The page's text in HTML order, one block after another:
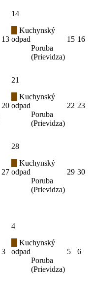
13
14
Kuchynský
odpad
Poruba
(Prievidza)
15 16
20
21
Kuchynský
odpad
Poruba
(Prievidza)
22 23
27
28
Kuchynský
odpad
Poruba
(Prievidza)
29 30
3
4
Kuchynský
odpad
Poruba
(Prievidza)
5 6